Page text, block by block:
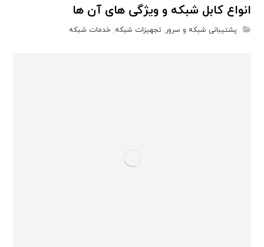
انواع کابل شبکه و ویژگی های آن ها
پشتیبانی شبکه و سرور,تجهیزات شبکه,خدمات شبکه